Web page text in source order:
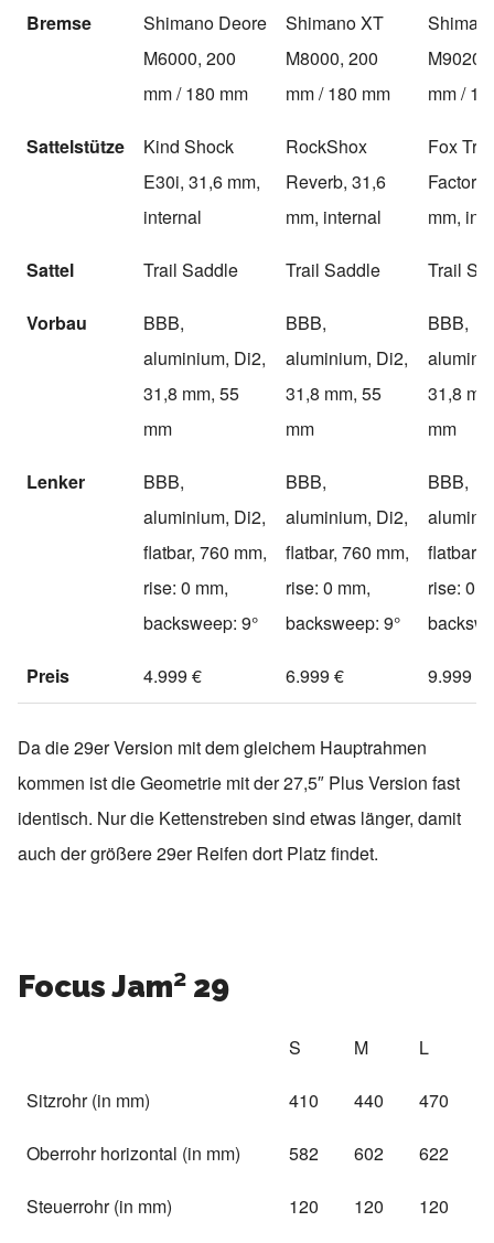
Bremse
Shimano Deore
M6000, 200
mm / 180 mm
Shimano XT
M8000, 200
mm / 180 mm
M9020,
mm /
Sattelstütze
Kind Shock
E30i, 31,6 mm,
internal
RockShox
Reverb, 31,6
mm, internal
Fox
Factory
mm,
Sattel Trail Saddle Trail Saddle Trail
Vorbau
BBB,
aluminium, Di2,
31,8 mm, 55
mm
BBB,
aluminium, Di2,
31,8 mm, 55
mm
BBB,
31,8
mm
Lenker
BBB,
aluminium, Di2,
flatbar, 760 mm,
rise: 0 mm,
backsweep: 9°
BBB,
aluminium, Di2,
flatbar, 760 mm,
rise: 0 mm,
backsweep: 9°
BBB,
flatbar,
rise: 0
Preis 4.999 € 6.999 € 9.999 €
Da die 29er Version mit dem gleichem Hauptrahmen
kommen ist die Geometrie mit der 27,5″ Plus Version fast
identisch. Nur die Kettenstreben sind etwas länger, damit
auch der größere 29er Reifen dort Platz findet.
Focus Jam² 29
S M L
Sitzrohr (in mm) 410 440 470
Oberrohr horizontal (in mm) 582 602 622
Steuerrohr (in mm) 120 120 120